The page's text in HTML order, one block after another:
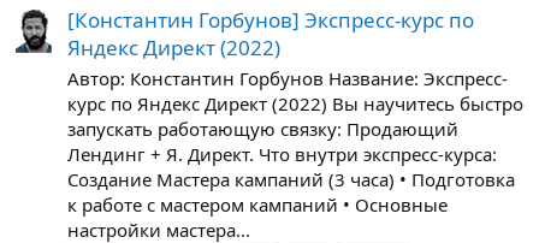
[Константин Горбунов] Экспресс-курс по
Яндекс Директ (2022)
Автор: Константин Горбунов Название: Экспресс-
курс по Яндекс Директ (2022) Вы научитесь быстро
запускать работающую связку: Продающий
Лендинг + Я. Директ. Что внутри экспресс-курса:
Создание Мастера кампаний (3 часа) • Подготовка
к работе с мастером кампаний • Основные
настройки мастера...